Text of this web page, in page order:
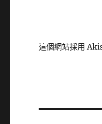
這個網站採用